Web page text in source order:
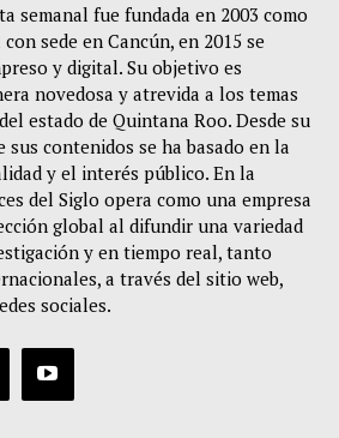
semanal fue fundada en 2003 como
sede en Cancún, en 2015 se
y digital. Su objetivo es
novedosa y atrevida a los temas
estado de Quintana Roo. Desde su
contenidos se ha basado en la
y el interés público. En la
del Siglo opera como una empresa
global al difundir una variedad
y en tiempo real, tanto
a través del sitio web,
sociales.